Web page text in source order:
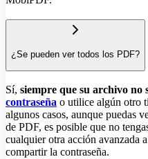
¿Se pueden ver todos los PDF?
Sí, siempre que su archivo no
contraseña o utilice algún otro
algunos casos, aunque puedas
de PDF, es posible que no
cualquier otra acción avanzada
compartir la contraseña.